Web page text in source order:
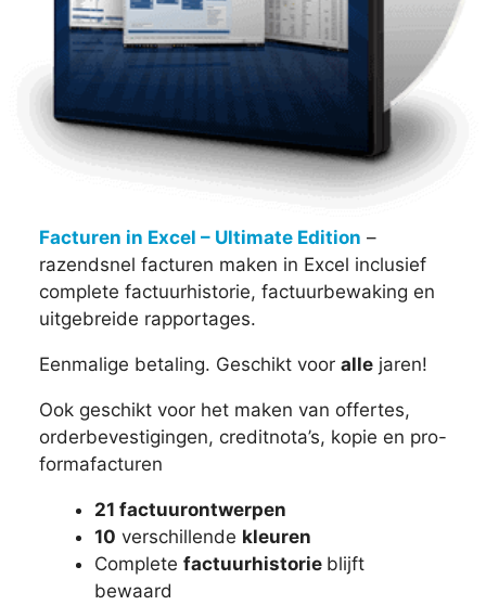
Facturen in Excel – Ultimate Edition –
razendsnel facturen maken in Excel inclusief
complete factuurhistorie, factuurbewaking en
uitgebreide rapportages.
Eenmalige betaling. Geschikt voor allejaren!
Ook geschikt voor het maken van offertes,
orderbevestigingen, creditnota’s, kopie en pro-
formafacturen
21 factuurontwerpen
10 verschillende kleuren
Complete factuurhistorie blijft
bewaard